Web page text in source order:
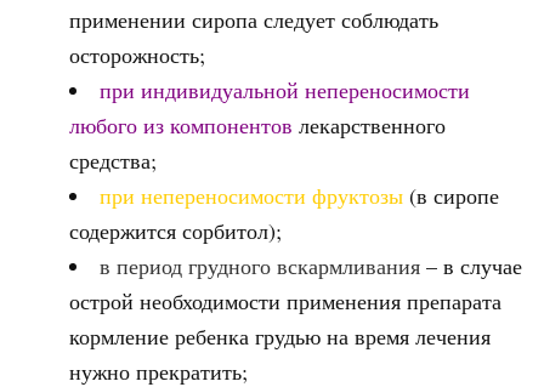
применении сиропа следует соблюдать
осторожность;
при индивидуальной непереносимости
любого из компонентов лекарственного
средства;
при непереносимости фруктозы (в сиропе
содержится сорбитол);
в период грудного вскармливания – в случае
острой необходимости применения препарата
кормление ребенка грудью на время лечения
нужно прекратить;